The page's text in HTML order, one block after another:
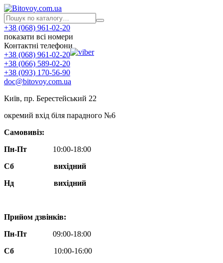
+38 (068) 961-02-20
показати всі номери
Контактні телефони
+38 (068) 961-02-20
+38 (066) 589-02-20
+38 (093) 170-56-90
doc@bitovoy.com.ua
Київ, пр. Берестейський 22
окремий вхід біля парадного №6
Самовивіз:
Пн-Пт
10:00-18:00
Сб
вихідний
Нд
вихідний
Прийом дзвінків:
Пн-Пт
09:00-18:00
Сб
10:00-16:00